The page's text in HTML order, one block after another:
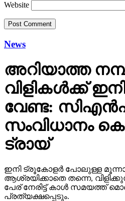
Website
News
അറിയാത്ത
വിളികള്‍ക്ക്
വേണ്ട:
സംവിധാനം
ട്രായ്
ഇനി ട്രൂകോളര്‍ പോലുള്ള
ആശ്രയിക്കാതെ തന്നെ,
പേര് നേരിട്ട് കാള്‍ സമയത്ത്
പ്രത്യക്ഷപ്പെടും.